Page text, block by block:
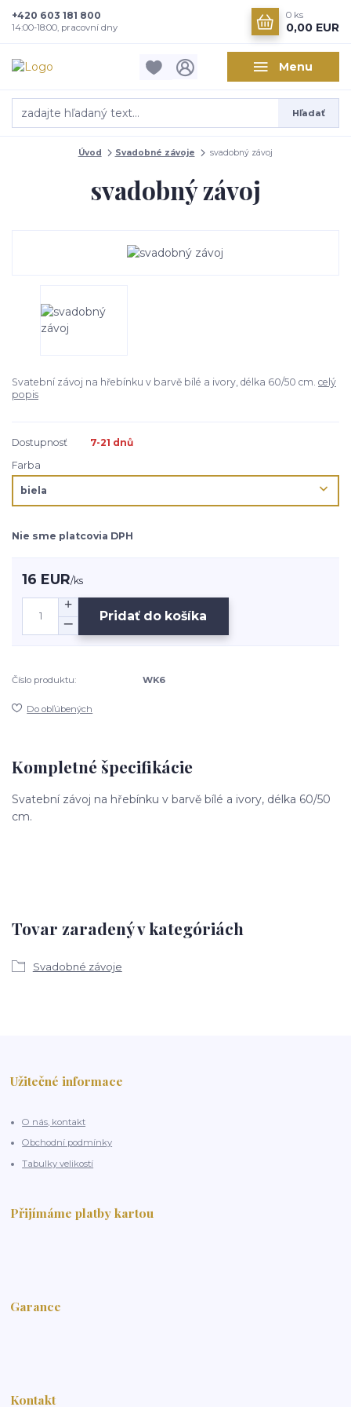
Menu
Hľadať
+420 603 181 800
14:00-18:00, pracovní dny
0 ks
0,00 EUR
Úvod Svadobné závoje svadobný závoj
svadobný závoj
Svatební závoj na hřebínku v barvě bílé a ivory, délka 60/50 cm. celý
popis
Dostupnosť
7-21 dnů
Farba
Nie sme platcovia DPH
16 EUR/ks
Pridať do košíka
Číslo produktu: WK6
Do obľúbených
Kompletné špecifikácie
Svatební závoj na hřebínku v barvě bílé a ivory, délka 60/50
cm.
Tovar zaradený v kategóriách
Svadobné závoje
Užitečné informace
O nás, kontakt
Obchodní podmínky
Tabulky velikostí
Přijímáme platby kartou
Garance
Kontakt